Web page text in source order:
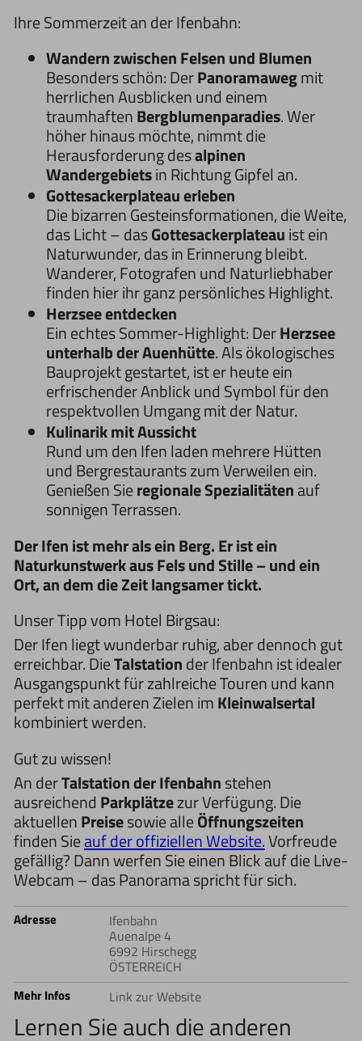
Ihre Sommerzeit an der Ifenbahn:
Wandern zwischen Felsen und Blumen
Besonders schön: DerPanoramawegmit
herrlichen Ausblicken und einem
traumhaftenBergblumenparadies. Wer
höher hinaus möchte, nimmt die
Herausforderung desalpinen
Wandergebietsin Richtung Gipfel an.
Gottesackerplateau erleben
Die bizarren Gesteinsformationen, die Weite,
das Licht – dasGottesackerplateauist ein
Naturwunder, das in Erinnerung bleibt.
Wanderer, Fotografen und Naturliebhaber
finden hier ihr ganz persönliches Highlight.
Herzsee entdecken
Ein echtes Sommer-Highlight: DerHerzsee
unterhalb der Auenhütte. Als ökologisches
Bauprojekt gestartet, ist er heute ein
erfrischender Anblick und Symbol für den
respektvollen Umgang mit der Natur.
Kulinarik mit Aussicht
Rund um den Ifen laden mehrere Hütten
und Bergrestaurants zum Verweilen ein.
Genießen Sieregionale Spezialitätenauf
sonnigen Terrassen.
Der Ifen ist mehr als ein Berg. Er ist ein
Naturkunstwerk aus Fels und Stille – und ein
Ort, an dem die Zeit langsamer tickt.
Unser Tipp vom Hotel Birgsau:
Der Ifen liegt wunderbar ruhig, aber dennoch gut
erreichbar. DieTalstationder Ifenbahn ist idealer
Ausgangspunkt für zahlreiche Touren und kann
perfekt mit anderen Zielen imKleinwalsertal
kombiniert werden.
Gut zu wissen!
An derTalstation der Ifenbahnstehen
ausreichend Parkplätzezur Verfügung. Die
aktuellenPreisesowie alleÖffnungszeiten
finden Sieauf der offiziellen Website.Vorfreude
gefällig? Dann werfen Sie einen Blick auf die Live-
Webcam – das Panorama spricht für sich.
Adresse Ifenbahn
Auenalpe 4
6992 Hirschegg
ÖSTERREICH
Mehr Infos Link zur Website
Lernen Sie auch die anderen